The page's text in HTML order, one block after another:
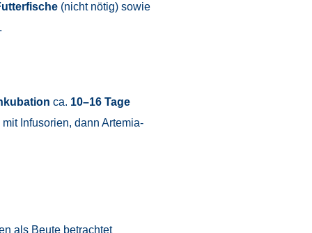
(nicht nötig) sowie
ca. 10–16 Tage
Infusorien, dann Artemia-
als Beute betrachtet